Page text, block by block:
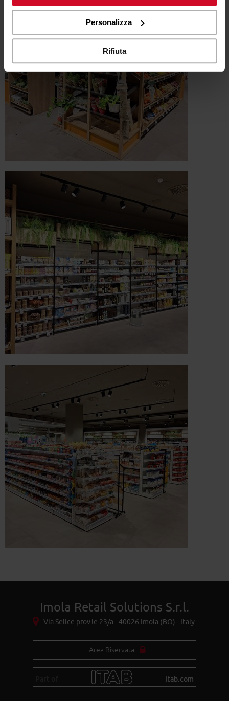
cookie di profilazione può negare il consenso sul tasto
Personalizza
Rifiuta
Imola Retail Solutions S.r.l.
Via Selice prov.le 23/a - 40026 Imola (BO) - Italy
Area Riservata
itab.com